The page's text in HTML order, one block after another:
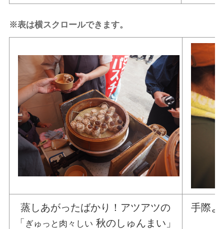
※表は横スクロールできます。
蒸しあがったばかり！アツアツの
「 ぎゅっと肉々しい 秋のしゅんまい」
手際よ